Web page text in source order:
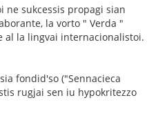
ne sukcessis propagi sian
la vorto " Verda "
al la lingvai internacionalistoi.
fondid'so ("Sennacieca
rugjai sen iu hypokritezzo